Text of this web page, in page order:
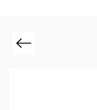
Previous